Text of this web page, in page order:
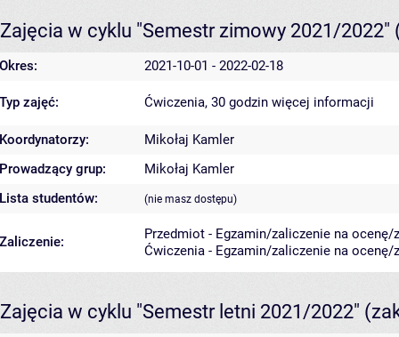
Zajęcia w cyklu "Semestr zimowy 2021/2022"
Okres: 2021-10-01 - 2022-02-18
Typ zajęć: Ćwiczenia, 30 godzin więcej informacji
Koordynatorzy:
Mikołaj Kamler
Prowadzący grup:
Mikołaj Kamler
Lista studentów:
(nie masz dostępu)
Zaliczenie:
Przedmiot - Egzamin/zaliczenie na
Ćwiczenia - Egzamin/zaliczenie na
Zajęcia w cyklu "Semestr letni 2021/2022"